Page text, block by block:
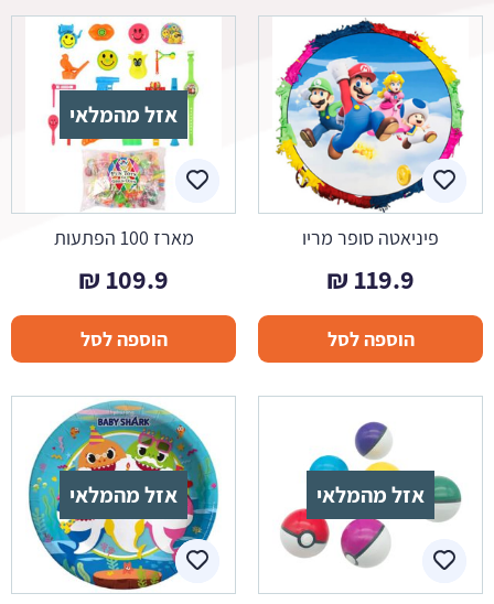
פיניאטה סופר מריו
119.9
₪
הוספה לסל
אזל מהמלאי
מארז 100 הפתעות
109.9
₪
הוספה לסל
אזל מהמלאי אזל מהמלאי